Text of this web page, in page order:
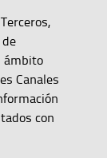
ámbito
Canales
con